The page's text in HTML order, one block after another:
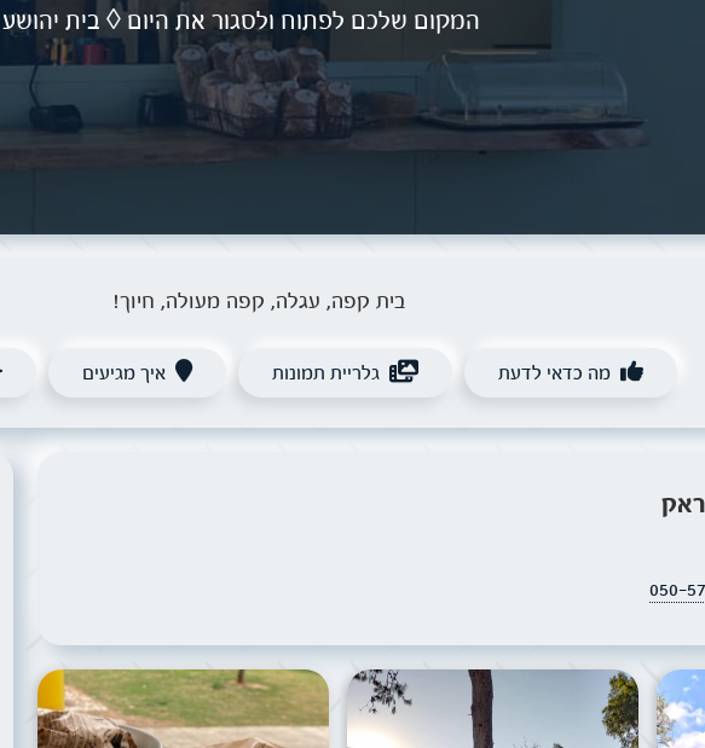
המקום שלכם לפתוח ולסגור את היום ◊ בית יהושע
בית קפה, עגלה, קפה מעולה, חיוך!
מה כדאי לדעת גלריית תמונות איך מגיעים
050-
קפה
תמונת הסביבה של הפודטראק צ׳ופצ׳יק קפהתמונת הסביבה של הפודטראק צ׳ופצ׳יק קפה